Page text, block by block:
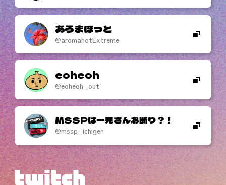
あろまほっと
@aromahotExtreme
eoheoh
@eoheoh_out
MSSPは一見さんお断り？！
@mssp_ichigen